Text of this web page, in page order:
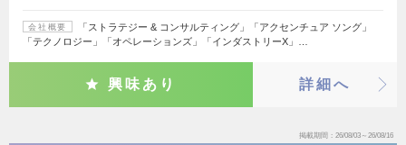
会社概要
「ストラテジー & コンサルティング」「アクセンチュア ソング」
「テクノロジー」「オペレーションズ」「インダストリーX」…
興味あり 詳細へ
掲載期間 26/08/03～26/08/16